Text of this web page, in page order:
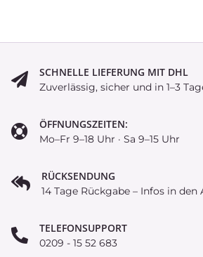
SCHNELLE LIEFERUNG MIT DHL
Zuverlässig, sicher und in 1–3
ÖFFNUNGSZEITEN:
Mo–Fr 9–18 Uhr · Sa 9–15 Uhr
RÜCKSENDUNG
14 Tage Rückgabe – Infos in den
TELEFONSUPPORT
0209 - 15 52 683